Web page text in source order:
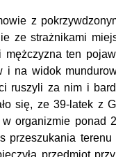
z
ze strażnikami
ten
i na widok
ruszyli za nim i
się, ze 39-latek z
w organizmie ponad
przeszukania terenu